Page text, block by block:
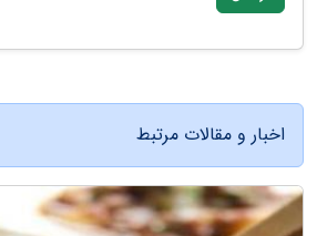
اخبار و مقالات مرتبط